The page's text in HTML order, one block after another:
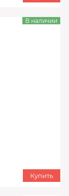
В наличии
Купить